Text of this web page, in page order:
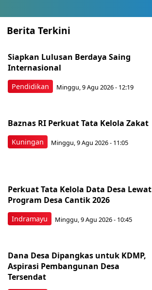
Berita Terkini
Pendidikan
Siapkan Lulusan Berdaya Saing
Internasional
Minggu, 9 Agu 2026 - 12:19
Kuningan
Baznas RI Perkuat Tata Kelola Zakat
Minggu, 9 Agu 2026 - 11:05
Indramayu
Perkuat Tata Kelola Data Desa Lewat
Program Desa Cantik 2026
Minggu, 9 Agu 2026 - 10:45
Dana Desa Dipangkas untuk KDMP,
Aspirasi Pembangunan Desa
Tersendat